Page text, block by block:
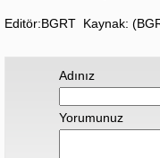
Editör:BGRT Kaynak:
Adınız
Yorumunuz